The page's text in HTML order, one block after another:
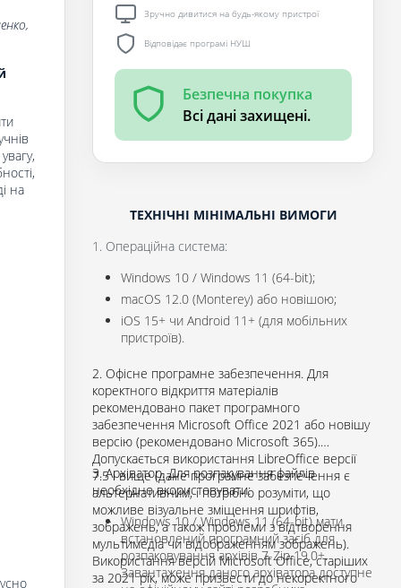
на
Зручно дивитися на будь-якому пристрої
Відповідає програмі НУШ
Безпечна покупка
Всі дані захищені.
ТЕХНІЧНІ МІНІМАЛЬНІ ВИМОГИ
1. Операційна система:
Windows 10 / Windows 11 (64-bit);
macOS 12.0 (Monterey) або новішою;
iOS 15+ чи Android 11+ (для мобільних
пристроїв).
2. Офісне програмне забезпечення. Для
коректного відкриття матеріалів
рекомендовано пакет програмного
забезпечення Microsoft Office 2021 або новішу
версію (рекомендовано Microsoft 365).
Допускається використання LibreOffice версії
7.5 і вище (дане програмне забезпечення є
альтернативним, і потрібно розуміти, що
можливе візуальне зміщення шрифтів,
зображень, а також проблеми з відтворення
мультимедіа чи відображенням зображень).
Використання версій Microsoft Office, старіших
за 2021 рік, може призвести до некоректного
3. Архіватор. Для розпакування файлів
необхідно вкористовувати:
Windows 10 / Windows 11 (64-bit) мати
встановлений програмний засіб для
розпаковування архівів 7-Zip 19.0+.
Завантаження даного архіватора доступне